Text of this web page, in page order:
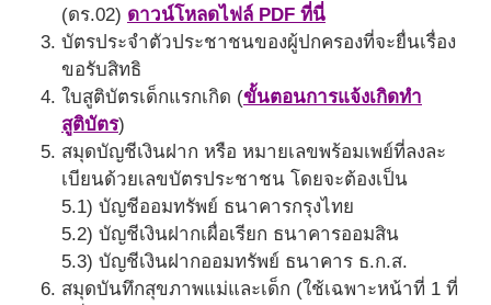
(ดร.02) ดาวน์โหลดไฟล์ PDF ที่นี่
บัตรประจําตัวประชาชนของผู้ปกครองที่จะยื่นเรื่อง
ขอรับสิทธิ
ใบสูติบัตรเด็กแรกเกิด (ขั้นตอนการแจ้งเกิดทำ
สูติบัตร)
สมุดบัญชีเงินฝาก หรือ หมายเลขพร้อมเพย์ที่ลงละ
เบียนด้วยเลขบัตรประชาชน โดยจะต้องเป็น
5.1) บัญชีออมทรัพย์ ธนาคารกรุงไทย
5.2) บัญชีเงินฝากเผื่อเรียก ธนาคารออมสิน
5.3) บัญชีเงินฝากออมทรัพย์ ธนาคาร ธ.ก.ส.
สมุดบันทึกสุขภาพแม่และเด็ก (ใช้เฉพาะหน้าที่ 1 ที่